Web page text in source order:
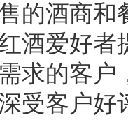
的酒商
酒爱好
求的客
受客户好